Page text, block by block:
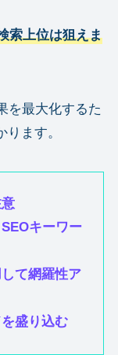
索上位は狙えま
を最大化するた
ます。
キーワー
て網羅性ア
盛り込む